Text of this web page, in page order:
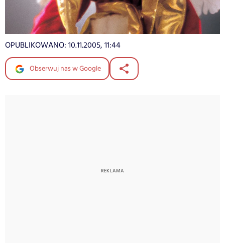
OPUBLIKOWANO: 10.11.2005, 11:44
Obserwuj nas w Google